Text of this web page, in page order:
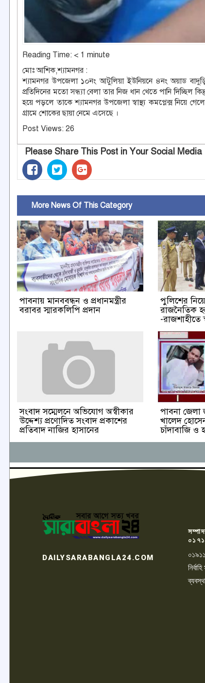
Reading Time: < 1 minute
মোঃ আশিক,শ্যামনগর :
শ্যামনগর উপজেলা ১০নং আটুলিয়া ইউনিয়নে ৪নং অয়াড
প্রতিদিনের মতো সন্ধ্যা বেলা তার নিজ ধান খেতে পানি
হয়ে পড়লে তাকে শ্যামনগর উপজেলা স্বাস্থ্য কমপ্লেক্স নিয়ে
গ্রামে শোকের ছায়া নেমে এসেছে ।
Post Views: 26
Please Share This Post in Your Social Media
More News Of This Category
পাবনায় মানববন্ধন ও প্রধানমন্ত্রীর
বরাবর স্মারকলিপি প্রদান
পুলিশের
রাজনৈতিক
-রাজশাহীতে
সংবাদ সম্মেলনে অভিযোগ অস্বীকার
উদ্দেশ্য প্রণোদিত সংবাদ প্রকাশের
প্রতিবাদ নাজির হাসানের
পাবনা
খালেদ
চাঁদাবাজি ও
DAILYSARABANGLA24.COM